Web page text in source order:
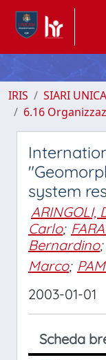
IRIS SIARI
6.16
system
ARINGOLI,
Carlo;
Bernardino;
Marco;
2003-01-01
Scheda